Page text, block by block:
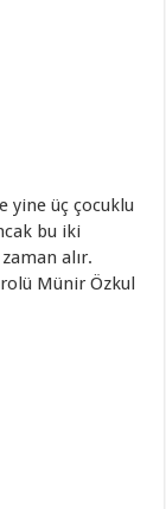
yine üç çocuklu
bu iki
alır.
Münir Özkul